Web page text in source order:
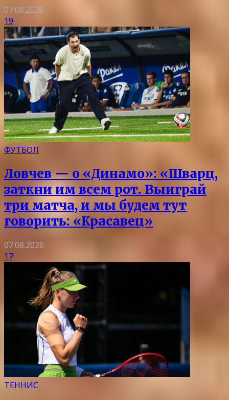
07.08.2026
19
ФУТБОЛ
Ловчев — о «Динамо»: «Шварц,
заткни им всем рот. Выиграй
три матча, и мы будем тут
говорить: «Красавец»
07.08.2026
17
ТЕННИС